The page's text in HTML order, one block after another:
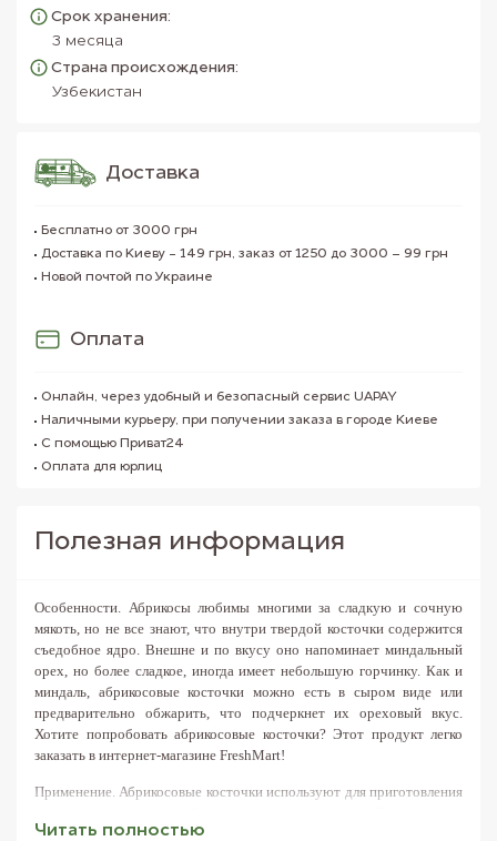
Срок хранения:
3 месяца
Страна происхождения:
Узбекистан
Доставка
Бесплатно от 3000 грн
Доставка по Киеву - 149 грн, заказ от 1250 до 3000 – 99 грн
Новой почтой по Украине
Оплата
Онлайн, через удобный и безопасный сервис UAPAY
Наличными курьеру, при получении заказа в городе Киеве
С помощью Приват24
Оплата для юрлиц
Полезная информация
Читать полностью
Особенности. Абрикосы любимы многими за сладкую и сочную
мякоть, но не все знают, что внутри твердой косточки содержится
съедобное ядро. Внешне и по вкусу оно напоминает миндальный
орех, но более сладкое, иногда имеет небольшую горчинку. Как и
миндаль, абрикосовые косточки можно есть в сыром виде или
предварительно обжарить, что подчеркнет их ореховый вкус.
Хотите попробовать абрикосовые косточки? Этот продукт легко
заказать в интернет-магазине FreshMart!
Применение.Абрикосовые косточки используют для приготовления
вкус более выражен, чем у миндальных орехов, стоит точно